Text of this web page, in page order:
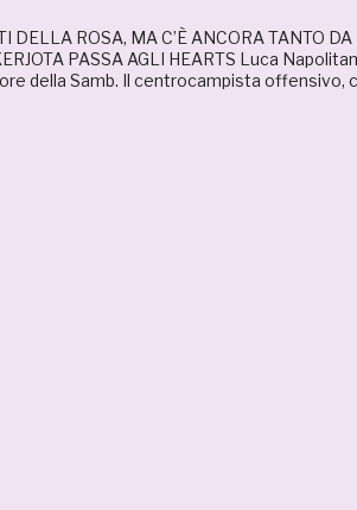
DELLA ROSA, MA C’È ANCORA TANTO DA
PASSA AGLI HEARTS Luca
della Samb. Il centrocampista offensivo,